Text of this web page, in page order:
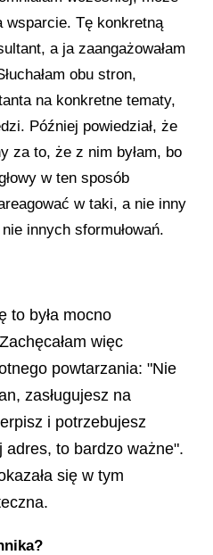
wsparcie. Tę konkretną
a ja zaangażowałam
obu stron,
na konkretne tematy,
Później powiedział, że
za to, że z nim byłam, bo
w ten sposób
w taki, a nie inny
innych sformułowań.
to była mocno
więc
powtarzania: "Nie
zasługujesz na
i potrzebujesz
adres, to bardzo ważne".
się w tym